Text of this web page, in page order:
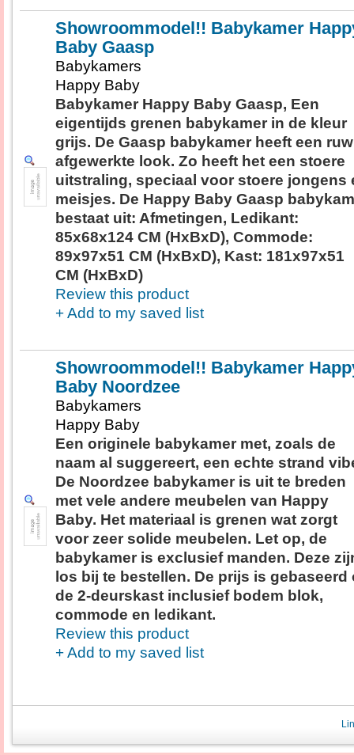
Showroommodel!! Babykamer
Baby Gaasp
Babykamers
Happy Baby
Babykamer Happy Baby Gaasp, Een
eigentijds grenen babykamer in de kleur
grijs. De Gaasp babykamer heeft een ruw
afgewerkte look. Zo heeft het een stoere
uitstraling, speciaal voor stoere jongens
meisjes. De Happy Baby Gaasp
bestaat uit: Afmetingen, Ledikant:
85x68x124 CM (HxBxD), Commode:
89x97x51 CM (HxBxD), Kast: 181x97x51
CM (HxBxD)
Review this product
+ Add to my saved list
Showroommodel!! Babykamer
Baby Noordzee
Babykamers
Happy Baby
Een originele babykamer met, zoals de
naam al suggereert, een echte strand
De Noordzee babykamer is uit te breden
met vele andere meubelen van Happy
Baby. Het materiaal is grenen wat zorgt
voor zeer solide meubelen. Let op, de
babykamer is exclusief manden. Deze
los bij te bestellen. De prijs is gebaseerd
de 2-deurskast inclusief bodem blok,
commode en ledikant.
Review this product
+ Add to my saved list